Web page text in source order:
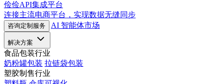
俭俭API集成平台
连接主流电商平台，实现数据无缝同步
咨询定制服务 AI 智能体市场
解决方案
食品包装行业
奶粉罐包装 拉链袋包装
塑胶制售行业